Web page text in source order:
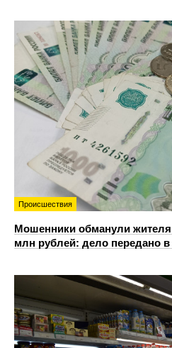
Происшествия
Мошенники обманули жителя
млн рублей: дело передано в